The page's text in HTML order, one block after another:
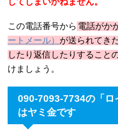
この電話番号から 電話がか
ートメール） が送られてき
したり返信したりすること
けましょう。
090-7093-7734の「ロ
はヤミ金です